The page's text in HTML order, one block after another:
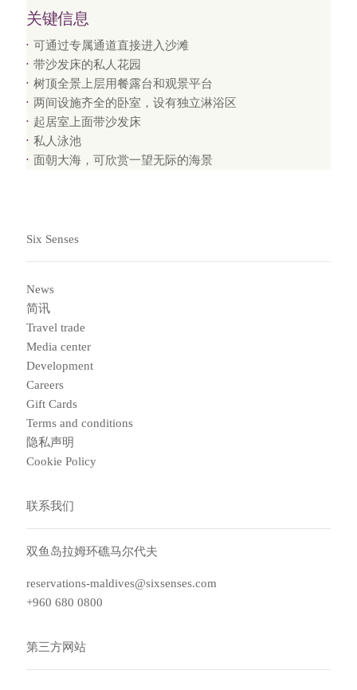
关键信息
可通过专属通道直接进入沙滩
带沙发床的私人花园
树顶全景上层用餐露台和观景平台
两间设施齐全的卧室，设有独立淋浴区
起居室上面带沙发床
私人泳池
面朝大海，可欣赏一望无际的海景
Six Senses
News
简讯
Travel trade
Media center
Development
Careers
Gift Cards
Terms and conditions
隐私声明
Cookie Policy
联系我们
双鱼岛拉姆环礁马尔代夫
reservations-maldives@sixsenses.com
+960 680 0800
第三方网站